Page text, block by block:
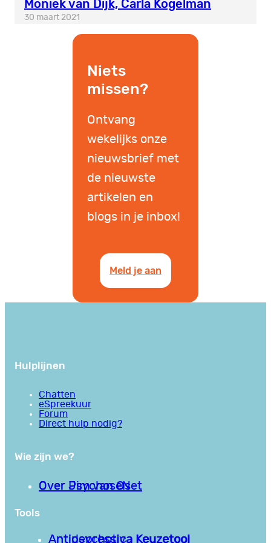
Moniek van Dijk, Carla Kogelman
30 maart 2021
Niets
missen?
Ontvang
wekelijks onze
nieuwsbrief met
de nieuwste
artikelen en
blogs in je inbox!
Meld je aan
Hulplijnen
Chatten
eSpreekuur
Forum
Direct hulp nodig?
Wie zijn we?
Over PsychoseNet
Over Jim van Os
Tools
Antipsychotica Keuzetool
Antidepressiva Keuzetool